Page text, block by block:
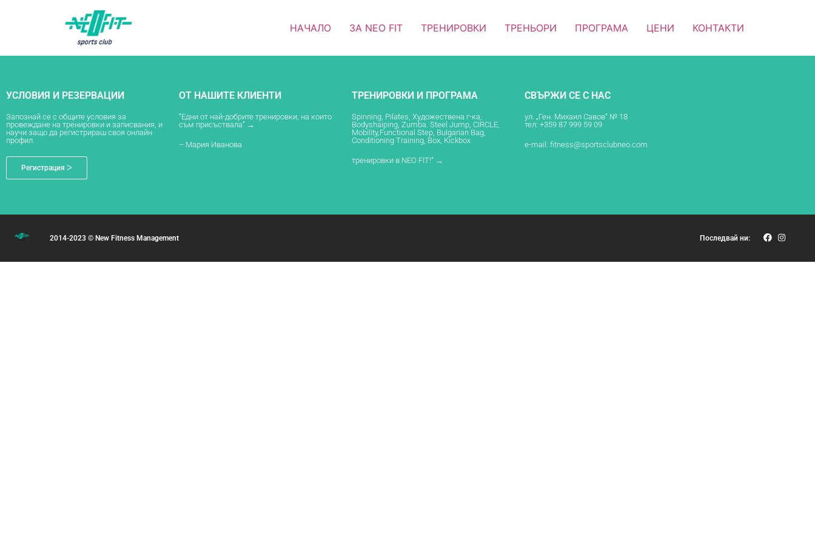
НАЧАЛО ЗА NEO FIT ТРЕНИРОВКИ ТРЕНЬОРИ ПРОГРАМА ЦЕНИ КОНТАКТИ
УСЛОВИЯ И РЕЗЕРВАЦИИ
Запознай се с общите условия за
провеждане на тренировки и записвания, и
научи защо да регистрираш своя онлайн
профил.
Регистрация ᐳ
ОТ НАШИТЕ КЛИЕНТИ
“Едни от най-добрите тренировки, на които
съм присъствала” →
– Мария Иванова
ТРЕНИРОВКИ И ПРОГРАМА
Spinning, Pilates, Художествена г-ка,
Bodyshaiping, Zumba. Steel Jump, CIRCLE,
Mobility,Functional Step, Bulgarian Bag,
Conditioning Training, Box, Kickbox
тренировки в NEO FIT!” →
СВЪРЖИ СЕ С НАС
ул. „Ген. Михаил Савов“ № 18
тел: +359 87 999 59 09
e-mail: fitness@sportsclubneo.com
2014-2023 © New Fitness Management Последвай ни: